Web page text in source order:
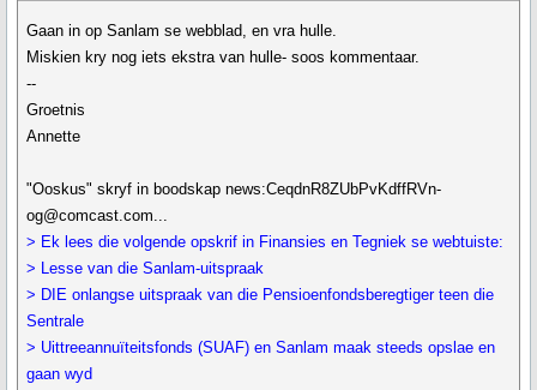
Gaan in op Sanlam se webblad, en vra hulle.
Miskien kry nog iets ekstra van hulle- soos kommentaar.
--
Groetnis
Annette
"Ooskus" skryf in boodskap news:CeqdnR8ZUbPvKdffRVn-
og@comcast.com...
> Ek lees die volgende opskrif in Finansies en Tegniek se webtuiste:
> Lesse van die Sanlam-uitspraak
> DIE onlangse uitspraak van die Pensioenfondsberegtiger teen die
Sentrale
> Uittreeannuïteitsfonds (SUAF) en Sanlam maak steeds opslae en
gaan wyd